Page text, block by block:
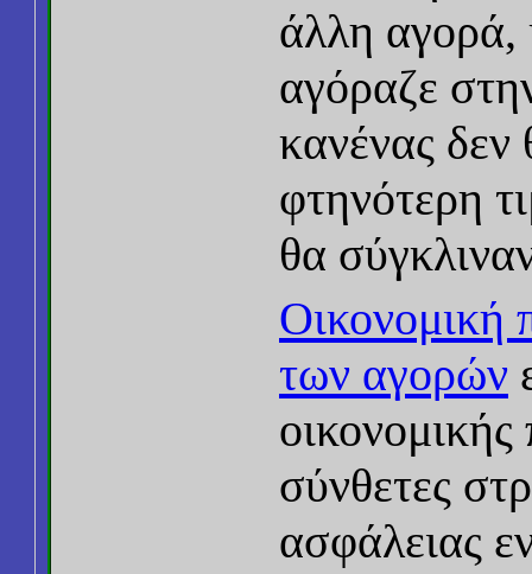
άλλη αγορά,
αγόραζε
κανένας
φτηνότερη
θα
Οικονομική
των αγορών
σύνθετες
ασφάλειας